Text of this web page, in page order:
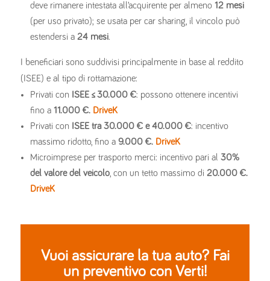
deve rimanere intestata all’acquirente per almeno 12 mesi
(per uso privato); se usata per car sharing, il vincolo può
estendersi a 24 mesi.
I beneficiari sono suddivisi principalmente in base al reddito
(ISEE) e al tipo di rottamazione:
Privati con ISEE ≤ 30.000 €: possono ottenere incentivi
fino a 11.000 €. DriveK
Privati con ISEE tra 30.000 € e 40.000 €: incentivo
massimo ridotto, fino a 9.000 €. DriveK
Microimprese per trasporto merci: incentivo pari al 30%
del valore del veicolo , con un tetto massimo di 20.000 €.
DriveK
Vuoi assicurare la tua auto? Fai
un preventivo con Verti!